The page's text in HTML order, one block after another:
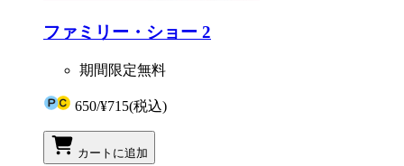
ファミリー・ショー 2
期間限定無料
650/¥715(税込)
カートに追加